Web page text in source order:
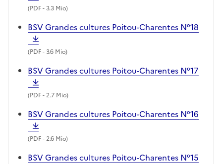
(PDF- 3.3 Mio)
BSV Grandes cultures Poitou-Charentes N°18
(PDF- 3.6 Mio)
BSV Grandes cultures Poitou-Charentes N°17
(PDF- 2.7 Mio)
BSV Grandes cultures Poitou-Charentes N°16
(PDF- 2.6 Mio)
BSV Grandes cultures Poitou-Charentes N°15